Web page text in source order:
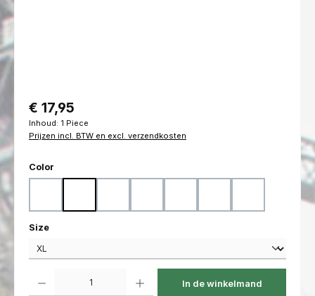
Normale prijs:
€ 17,95
Inhoud: 1 Piece
Prijzen incl. BTW en excl. verzendkosten
Selecteer
Color
Selecteer
Size
In de winkelmand